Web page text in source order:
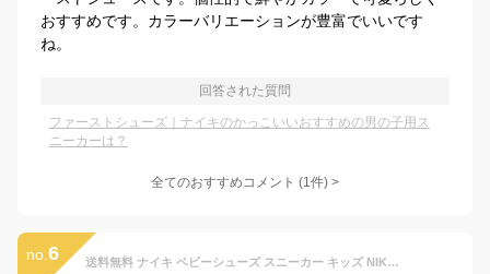
おすすめです。カラーバリエーションが豊富でいいです
ね。
回答された質問
ファーストシューズ｜ナイキのかっこいいおすすめの男の子用ス
ニーカーは？
全てのおすすめコメント (1件) >
no. 6 送料無料 ナイキ ベビーシューズ スニーカー キッズ NIKE フレックス プラス 2 スリッポン 子供靴 12-16cm ベビー靴 スポーツ カジュアルシューズ 黒 ブラック ベビースニーカー キッズスニーカー 子ども 男の子 女の子 こども ブランド スポーティ 運動靴 くつ/DV8998-003